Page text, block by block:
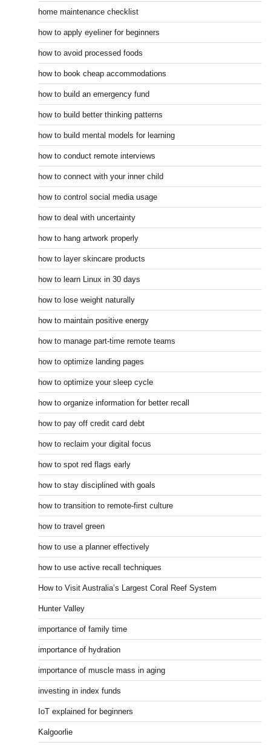
home maintenance checklist
how to apply eyeliner for beginners
how to avoid processed foods
how to book cheap accommodations
how to build an emergency fund
how to build better thinking patterns
how to build mental models for learning
how to conduct remote interviews
how to connect with your inner child
how to control social media usage
how to deal with uncertainty
how to hang artwork properly
how to layer skincare products
how to learn Linux in 30 days
how to lose weight naturally
how to maintain positive energy
how to manage part-time remote teams
how to optimize landing pages
how to optimize your sleep cycle
how to organize information for better recall
how to pay off credit card debt
how to reclaim your digital focus
how to spot red flags early
how to stay disciplined with goals
how to transition to remote-first culture
how to travel green
how to use a planner effectively
how to use active recall techniques
How to Visit Australia’s Largest Coral Reef System
Hunter Valley
importance of family time
importance of hydration
importance of muscle mass in aging
investing in index funds
IoT explained for beginners
Kalgoorlie